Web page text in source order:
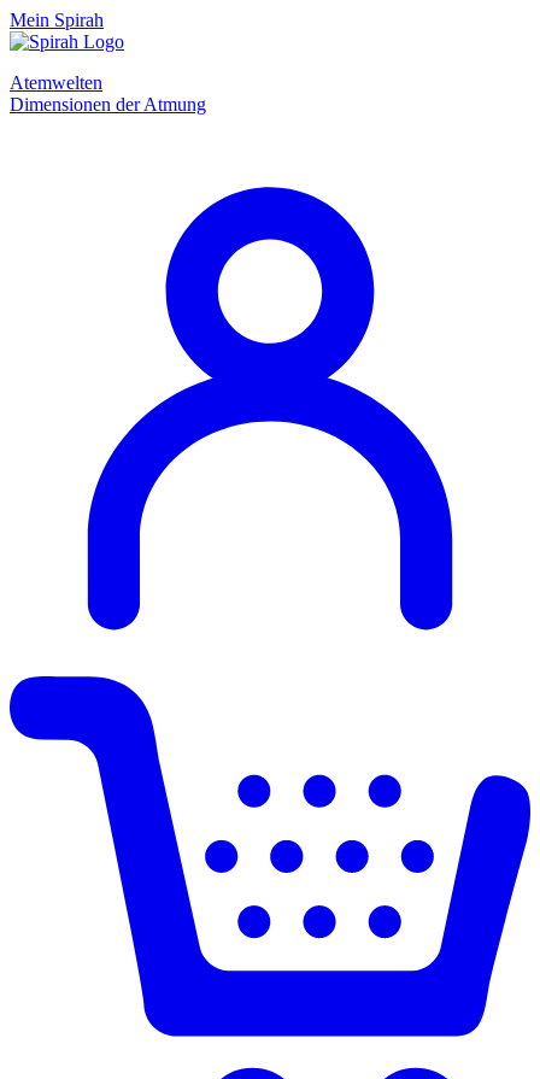
Mein Spirah
Atemwelten
Dimensionen der Atmung